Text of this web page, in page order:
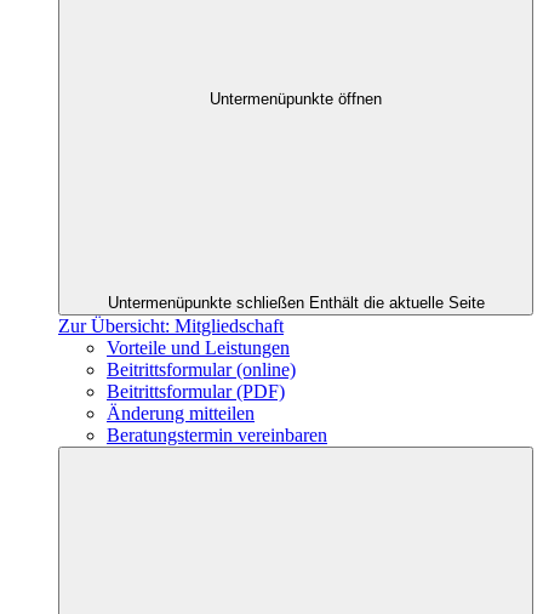
Untermenüpunkte öffnen
Untermenüpunkte schließen Enthält die aktuelle Seite
Zur Übersicht: Mitgliedschaft
Vorteile und Leistungen
Beitrittsformular (online)
Beitrittsformular (PDF)
Änderung mitteilen
Beratungstermin vereinbaren